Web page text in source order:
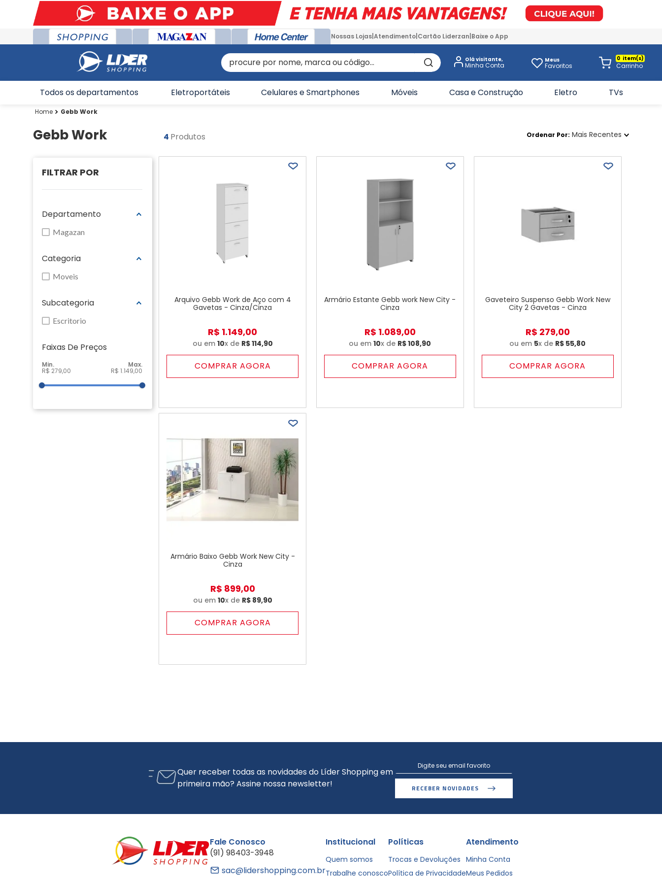
Nossas Lojas Atendimento Cartão Liderzan Baixe o App
procure por nome, marca ou código... Olá visitante, Meus
Favoritos
0
Todos os departamentos Eletroportáteis Celulares e Smartphones Móveis Casa e Construção Eletro TVs
Gebb Work
Gebb Work
Departamento
Magazan
Categoria
Moveis
Subcategoria
Escritorio
Faixas De Preço
R$ 279,00 R$ 1.149,00
4 Produtos Ordenar Por Mais Recentes
Arquivo Gebb Work de Aço com 4
Gavetas - Cinza/Cinza
R$ 1.149,00
ou em 10x de R$114,90
COMPRAR AGORA
Armário Estante Gebb work New City -
Cinza
R$ 1.089,00
ou em10x de R$108,90
COMPRAR AGORA
Gaveteiro Suspenso Gebb Work New
City 2 Gavetas - Cinza
R$ 279,00
ou em 5x de R$ 55,80
COMPRAR AGORA
Armário Baixo Gebb Work New City -
Cinza
R$ 899,00
ou em 10x de R$ 89,90
COMPRAR AGORA
Quer receber todas as novidades do Líder Shopping em
primeira mão? Assine nossa newsletter!
RECEBER NOVIDADES
Fale Conosco
(91) 98403-3948
sac@lidershopping.com.br
Institucional
Quem somos
Trabalhe conosco
Políticas
Trocas e Devoluções
Política de Privacidade
Atendimento
Minha Conta
Meus Pedidos